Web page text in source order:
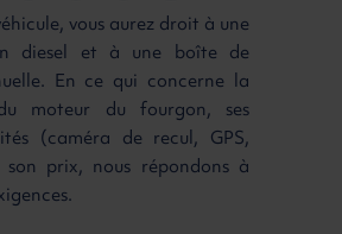
vous aurez droit à une
diesel et à une boîte de
En ce qui concerne la
moteur du fourgon, ses
(caméra de recul, GPS,
prix, nous répondons à